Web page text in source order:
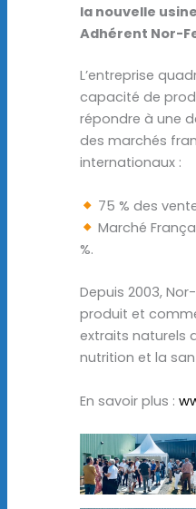
la nouvelle
Adhérent Nor-
L’entreprise
capacité de
répondre à une
des marchés
internationaux :
75 % des
Marché
%.
Depuis 2003,
produit et
extraits naturels
nutrition et la
En savoir plus :